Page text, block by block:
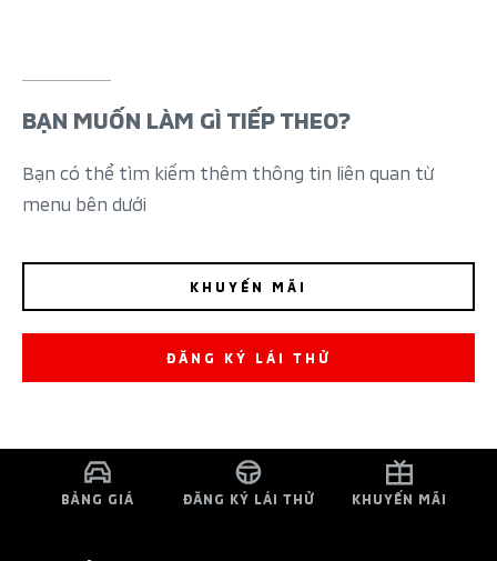
BẠN MUỐN LÀM GÌ TIẾP THEO?
Bạn có thể tìm kiếm thêm thông tin liên quan từ
menu bên dưới
KHUYẾN MÃI
ĐĂNG KÝ LÁI THỬ
BẢNG GIÁ ĐĂNG KÝ LÁI THỬ KHUYẾN MÃI